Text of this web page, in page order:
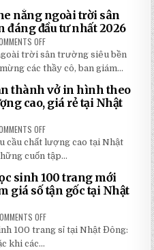
ĐỘNG
QUAY
TAY
TIẾT
2026:
5
BÍ
MẬT
GIÚP
BẠN
TIẾT
KHI
LẮP
ĐẶT
nắng ngoài trời sân
đáng đầu tư nhất 2026
OFF
TOP
5
LOẠI
DÙ
CHE
NẮNG
NGOÀI
TRỜI
BỀN
ĐÁNG
ĐẦU
NHẤT
2026
trời sân trường siêu bền
các thầy cô, ban giám...
thành vở in hình theo
cao, giá rẻ tại Nhật
OFF
CHỈ
24H
ĐỂ
HOÀN
VỞ
IN
HÌNH
YÊU
CHẤT
LƯỢNG
cầu chất lượng cao tại Nhật
cuốn tập...
sinh 100 trang mới
giá số tận gốc tại Nhật
OFF
BẢNG
GIÁ
100 trang sỉ tại Nhật Đông:
khi các...